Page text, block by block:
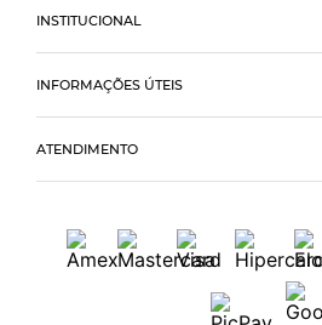
INSTITUCIONAL
INFORMAÇÕES ÚTEIS
ATENDIMENTO